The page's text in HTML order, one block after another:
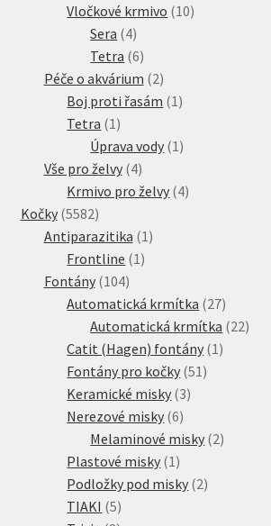
Vločkové krmivo 1010
Sera 44
produkty
Tetra 66
produktů
Péče o akvárium 22
produkty
Boj proti řasám 1 1
Tetra 1 1
produkt
Úprava vody 1 1
Vše pro želvy 44
produkty
Krmivo pro želvy 44
Kočky 55825582
produktů
Antiparazitika 1 1
Frontline 1 1
Fontány 104104
produktů
Automatická krmítka 2727
produktů
Automatická krmítka 2222
Catit (Hagen) fontány 1 1
Fontány pro kočky 51 51
Keramické misky 33
Nerezové misky 66
produktů
Melaminové misky 22
Plastové misky 1 1
produkt
Podložky pod misky 22
TIAKI 55